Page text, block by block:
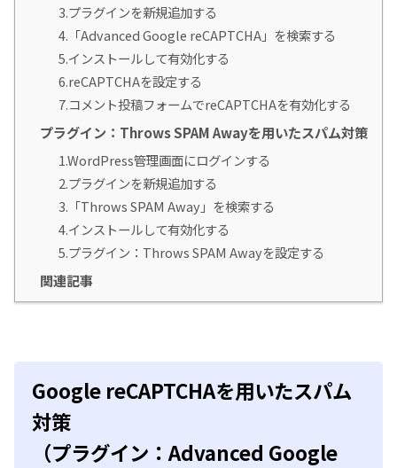
3.プラグインを新規追加する
4.「Advanced Google reCAPTCHA」を検索する
5.インストールして有効化する
6.reCAPTCHAを設定する
7.コメント投稿フォームでreCAPTCHAを有効化する
プラグイン：Throws SPAM Awayを用いたスパム対策
1.WordPress管理画面にログインする
2.プラグインを新規追加する
3.「Throws SPAM Away」を検索する
4.インストールして有効化する
5.プラグイン：Throws SPAM Awayを設定する
関連記事
Google reCAPTCHAを用いたスパム
対策
（プラグイン：Advanced Google